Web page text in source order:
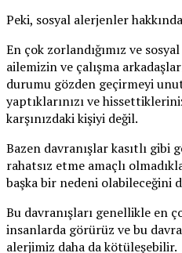
Peki, sosyal alerjenler
En çok zorlandığımız ve
ailemizin ve çalışma
durumu gözden geçirmeyi
yaptıklarınızı ve
karşınızdaki kişiyi değil.
Bazen davranışlar kasıtlı gibi
rahatsız etme amaçlı
başka bir nedeni olabileceğini
Bu davranışları genellikle en
insanlarda görürüz ve bu
alerjimiz daha da kötüleşebilir.